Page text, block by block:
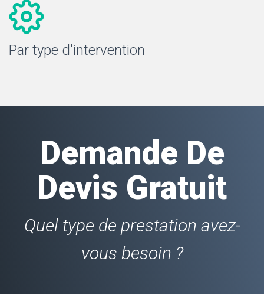
Par type d'intervention
Demande De
Devis Gratuit
Quel type de prestation avez-
vous besoin ?